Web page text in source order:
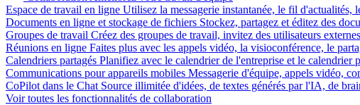
Espace de travail en ligne Utilisez la messagerie instantanée, le fil d'actualités,
Documents en ligne et stockage de fichiers Stockez, partagez et éditez des
Groupes de travail Créez des groupes de travail, invitez des utilisateurs
Réunions en ligne Faites plus avec les appels vidéo, la visioconférence, le
Calendriers partagés Planifiez avec le calendrier de l'entreprise et le calendrier
Communications pour appareils mobiles Messagerie d'équipe, appels vidéo,
CoPilot dans le Chat Source illimitée d'idées, de textes générés par l'IA, de
Voir toutes les fonctionnalités de collaboration